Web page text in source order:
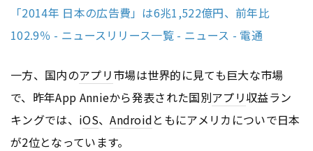
「2014年 日本の広告費」は6兆1,522億円、前年比
102.9％ - ニュースリリース一覧 - ニュース - 電通
一方、国内のアプリ市場は世界的に見ても巨大な市場
で、昨年App Annieから発表された国別アプリ収益ラン
キングでは、iOS、Androidともにアメリカについで日本
が2位となっています。